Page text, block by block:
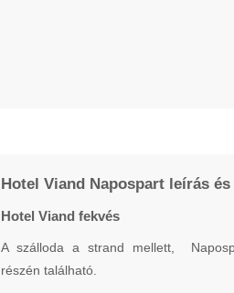
Hotel Viand Napospart leírás
Hotel Viand fekvés
A szálloda a strand mellett,
részén található.